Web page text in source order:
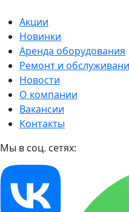
Акции
Новинки
Аренда оборудования
Ремонт и
Новости
О компании
Вакансии
Контакты
Мы в соц. сетях: